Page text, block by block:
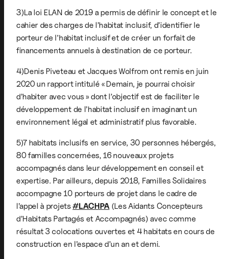
3)La loi ELAN de 2019 a permis de définir le concept et le
cahier des charges de l’habitat inclusif, d’identifier le
porteur de l’habitat inclusif et de créer un forfait de
financements annuels à destination de ce porteur.
4)Denis Piveteau et Jacques Wolfrom ont remis en juin
2020 un rapport intitulé « Demain, je pourrai choisir
d’habiter avec vous » dont l’objectif est de faciliter le
développement de l’habitat inclusif en imaginant un
environnement légal et administratif plus favorable.
5)7 habitats inclusifs en service, 30 personnes hébergés,
80 familles concernées, 16 nouveaux projets
accompagnés dans leur développement en conseil et
expertise. Par ailleurs, depuis 2018, Familles Solidaires
accompagne 10 porteurs de projet dans le cadre de
l’appel à projets#LACHPA (Les Aidants Concepteurs
d’Habitats Partagés et Accompagnés) avec comme
résultat 3 colocations ouvertes et 4 habitats en cours de
construction en l’espace d’un an et demi.